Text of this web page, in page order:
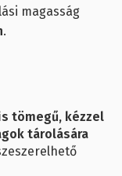
magasság
.
tömegű, kézzel
tárolására